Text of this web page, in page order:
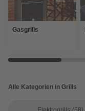
Gasgrills
Alle Kategorien in Grills